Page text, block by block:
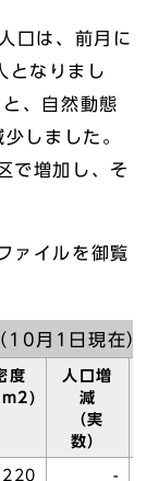
は、前月に
なりまし
、自然動態
しました。
で増加し、そ
ァイルを御覧
月1日現在）
度
人口増
減
（実
数）
-